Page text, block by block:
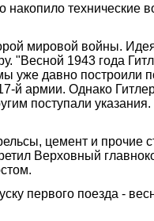
технические
мировой войны.
1943 года
уже давно
й армии. Однако
поступали
цемент и
Верховный
первого поезда -